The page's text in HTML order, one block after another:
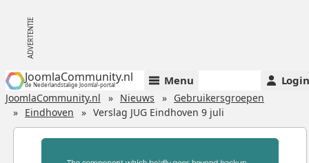
JoomlaCommunity.nl
de Nederlandstalige Joomla!-portal Menu Login
JoomlaCommunity.nl Nieuws
Gebruikersgroepen
Eindhoven
Verslag JUG Eindhoven 9 juli